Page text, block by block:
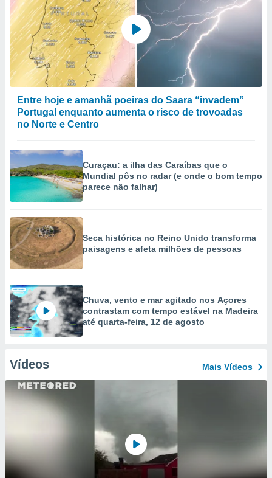
Entre hoje e amanhã poeiras do Saara “invadem”
Portugal enquanto aumenta o risco de trovoadas
no Norte e Centro
Curaçau: a ilha das Caraíbas que o
Mundial pôs no radar (e onde o bom tempo
parece não falhar)
Seca histórica no Reino Unido transforma
paisagens e afeta milhões de pessoas
Chuva, vento e mar agitado nos Açores
contrastam com tempo estável na Madeira
até quarta-feira, 12 de agosto
Vídeos Mais Vídeos